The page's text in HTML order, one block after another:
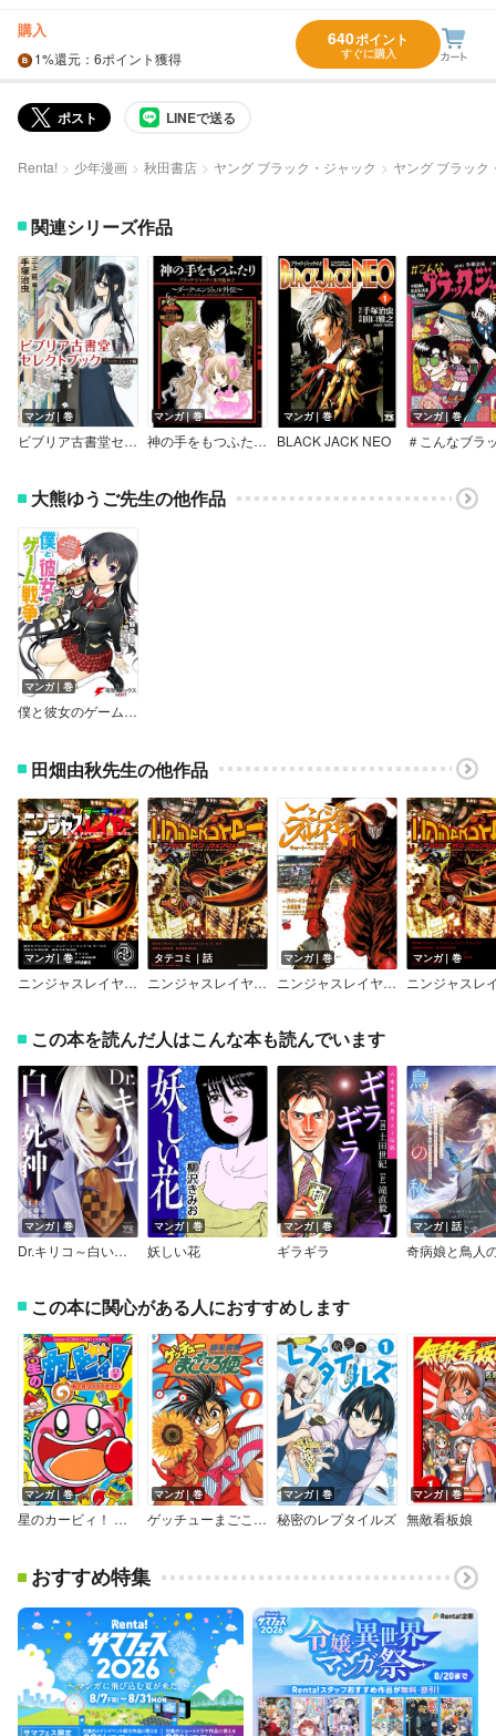
購入
1%還元 ：6ポイント獲得
640ポイント
すぐに購入
ポスト LINEで送る
Renta! 少年漫画 秋田書店 ヤング ブラック・ジャック ヤング ブラック
関連シリーズ作品
マンガ｜巻
ビブリア古書堂セレクトブック ブラック・ジャック編
マンガ｜巻
神の手をもつふたり～ダーク・エンジェル外伝～ブラック・ジャック×氷川魅和子
マンガ｜巻
BLACK JACK NEO
マンガ｜巻
大熊ゆうご先生の他作品
マンガ｜巻
僕と彼女のゲーム戦争
田畑由秋先生の他作品
マンガ｜巻
ニンジャスレイヤー カラーライズ版
タテコミ｜話
ニンジャスレイヤー ～マシン・オブ・ヴェンジェンス～【タテスク】【フルカラー】
マンガ｜巻
ニンジャスレイヤー キョート・ヘル・オン・アース
マンガ｜巻
ニンジャスレ
この本を読んだ人はこんな本も読んでいます
マンガ｜巻
Dr.キリコ～白い死神～
マンガ｜巻
妖しい花
マンガ｜巻
ギラギラ
マンガ｜話
奇病娘と鳥人
この本に関心がある人におすすめします
マンガ｜巻
星のカービィ！ もーれつプププアワー！
マンガ｜巻
ゲッチューまごころ便
マンガ｜巻
秘密のレプタイルズ
マンガ｜巻
無敵看板娘
おすすめ特集